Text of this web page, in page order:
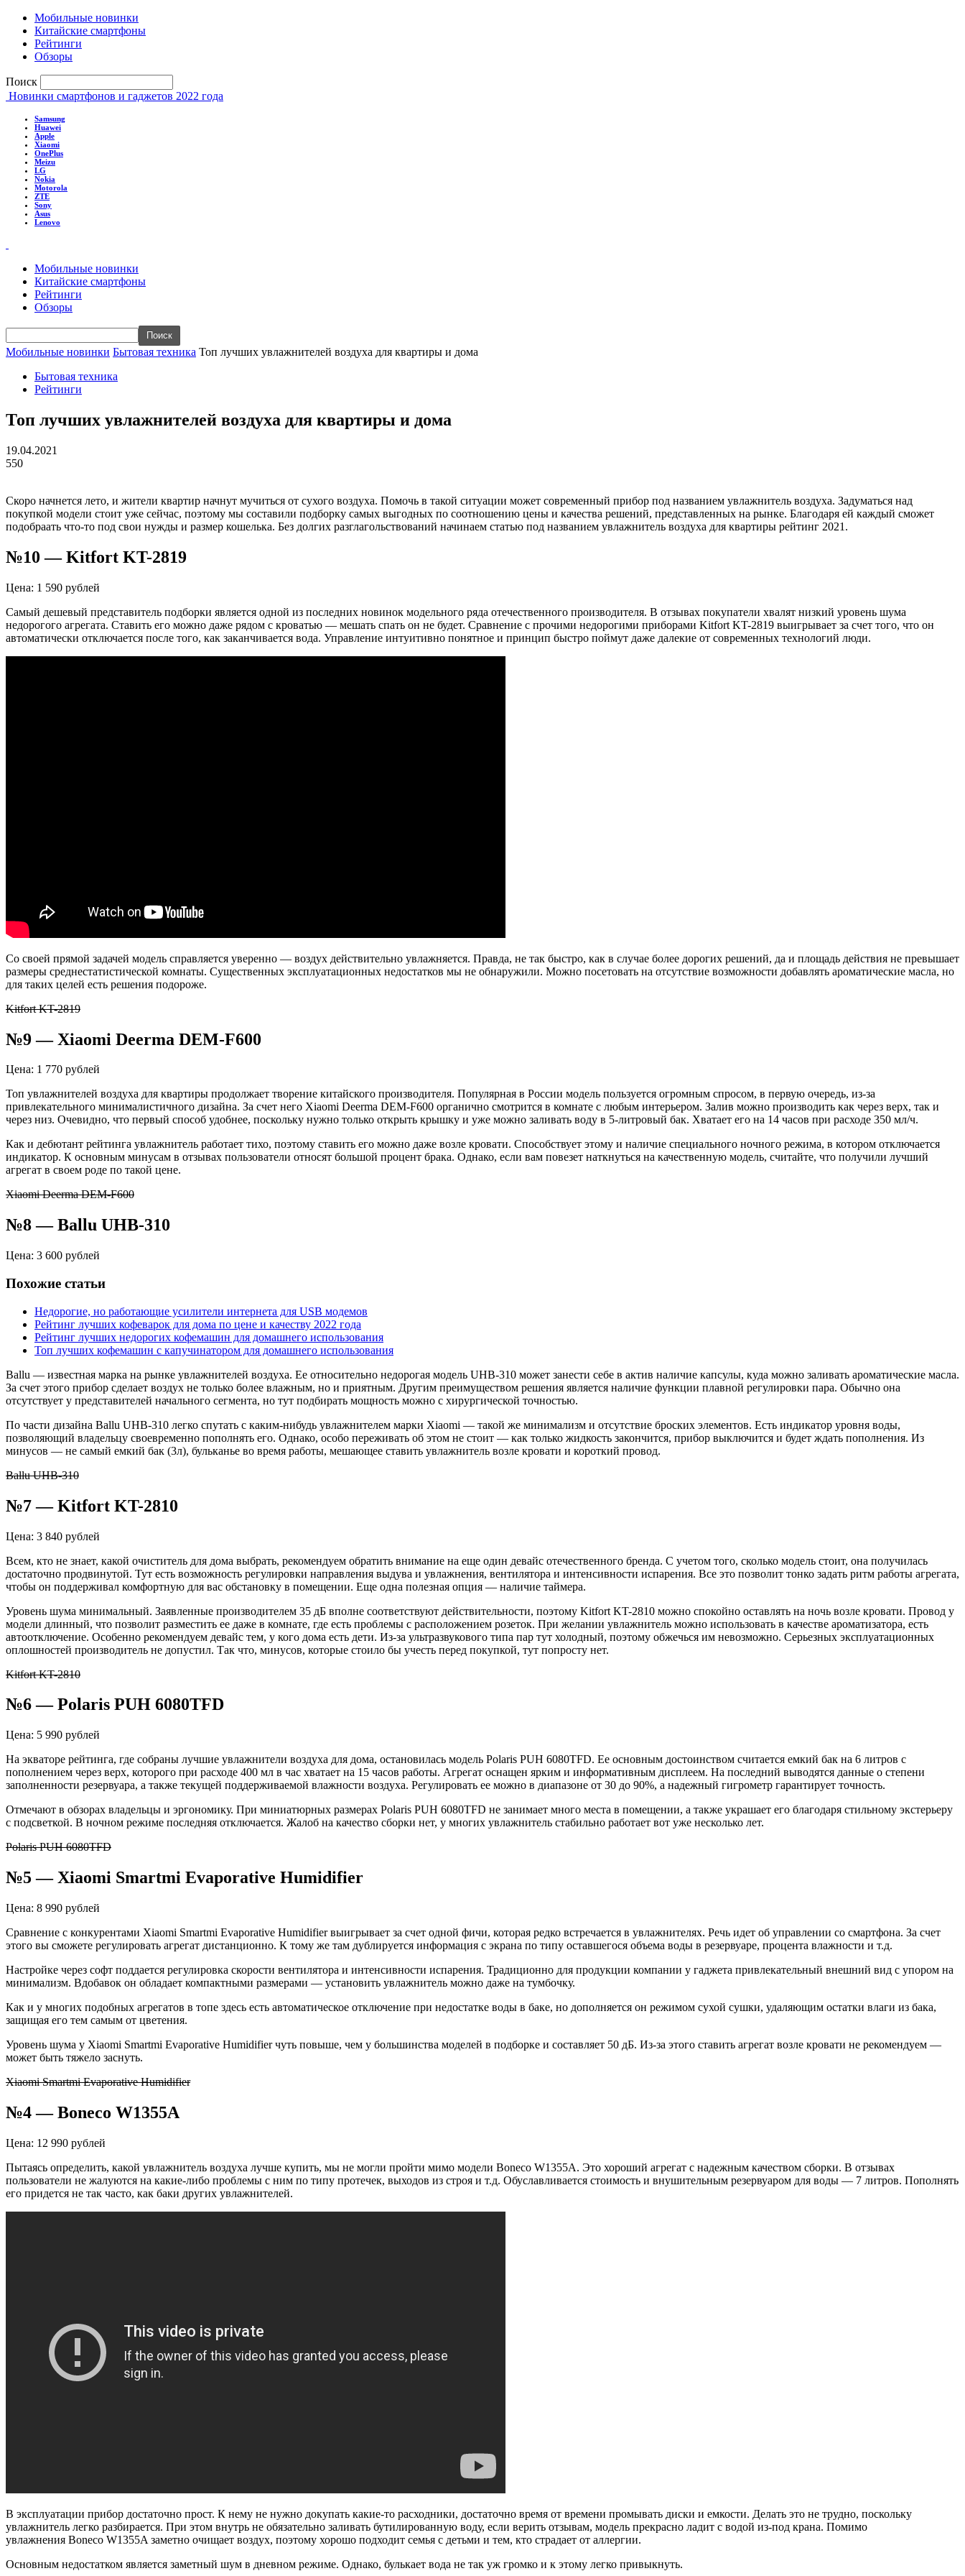
Мобильные новинки
Китайские смартфоны
Рейтинги
Обзоры
Поиск
Новинки смартфонов и гаджетов 2022 года
Samsung
Huawei
Apple
Xiaomi
OnePlus
Meizu
LG
Nokia
Motorola
ZTE
Sony
Asus
Lenovo
Мобильные новинки
Китайские смартфоны
Рейтинги
Обзоры
Мобильные новинки Бытовая техника Топ лучших увлажнителей воздуха для квартиры и дома
Бытовая техника
Рейтинги
Топ лучших увлажнителей воздуха для квартиры и дома
19.04.2021
550
Скоро начнется лето, и жители квартир начнут мучиться от сухого воздуха. Помочь в такой ситуации может современный прибор под названием увлажнитель воздуха. Задуматься над
покупкой модели стоит уже сейчас, поэтому мы составили подборку самых выгодных по соотношению цены и качества решений, представленных на рынке. Благодаря ей каждый сможет
подобрaать что-то под свои нужды и размер кошелька. Без долгих разглагольствований начинаем статью под названием увлажнитель воздуха для квартиры рейтинг 2021.
№10 — Kitfort KT-2819
Цена: 1 590 рублей
Самый дешевый представитель подборки является одной из последних новинок модельного ряда отечественного производителя. В отзывах покупатели хвалят низкий уровень шума
недорогого агрегата. Ставить его можно даже рядом с кроватью — мешать спать он не будет. Сравнение с прочими недорогими приборами Kitfort KT-2819 выигрывает за счет того, что он
автоматически отключается после того, как заканчивается вода. Управление интуитивно понятное и принцип быстро поймут даже далекие от современных технологий люди.
Со своей прямой задачей модель справляется уверенно — воздух действительно увлажняется. Правда, не так быстро, как в случае более дорогих решений, да и площадь действия не превышает
размеры среднестатистической комнаты. Существенных эксплуатационных недостатков мы не обнаружили. Можно посетовать на отсутствие возможности добавлять ароматические масла, но
для таких целей есть решения подороже.
Kitfort KT-2819
№9 — Xiaomi Deerma DEM-F600
Цена: 1 770 рублей
Топ увлажнителей воздуха для квартиры продолжает творение китайского производителя. Популярная в России модель пользуется огромным спросом, в первую очередь, из-за
привлекательного минималистичного дизайна. За счет него Xiaomi Deerma DEM-F600 органично смотрится в комнате с любым интерьером. Залив можно производить как через верх, так и
через низ. Очевидно, что первый способ удобнее, поскольку нужно только открыть крышку и уже можно заливать воду в 5-литровый бак. Хватает его на 14 часов при расходе 350 мл/ч.
Как и дебютант рейтинга увлажнитель работает тихо, поэтому ставить его можно даже возле кровати. Способствует этому и наличие специального ночного режима, в котором отключается
индикатор. К основным минусам в отзывах пользователи относят большой процент брака. Однако, если вам повезет наткнуться на качественную модель, считайте, что получили лучший
агрегат в своем роде по такой цене.
Xiaomi Deerma DEM-F600
№8 — Ballu UHB-310
Цена: 3 600 рублей
Похожие статьи
Недорогие, но работающие усилители интернета для USB модемов
Рейтинг лучших кофеварок для дома по цене и качеству 2022 года
Рейтинг лучших недорогих кофемашин для домашнего использования
Топ лучших кофемашин с капучинатором для домашнего использования
Ballu — известная марка на рынке увлажнителей воздуха. Ее относительно недорогая модель UHB-310 может занести себе в актив наличие капсулы, куда можно заливать ароматические масла.
За счет этого прибор сделает воздух не только более влажным, но и приятным. Другим преимуществом решения является наличие функции плавной регулировки пара. Обычно она
отсутствует у представителей начального сегмента, но тут подбирать мощность можно с хирургической точностью.
По части дизайна Ballu UHB-310 легко спутать с каким-нибудь увлажнителем марки Xiaomi — такой же минимализм и отсутствие броских элементов. Есть индикатор уровня воды,
позволяющий владельцу своевременно пополнять его. Однако, особо переживать об этом не стоит — как только жидкость закончится, прибор выключится и будет ждать пополнения. Из
минусов — не самый емкий бак (3л), бульканье во время работы, мешающее ставить увлажнитель возле кровати и короткий провод.
Ballu UHB-310
№7 — Kitfort KT-2810
Цена: 3 840 рублей
Всем, кто не знает, какой очиститель для дома выбрать, рекомендуем обратить внимание на еще один девайс отечественного бренда. С учетом того, сколько модель стоит, она получилась
достаточно продвинутой. Тут есть возможность регулировки направления выдува и увлажнения, вентилятора и интенсивности испарения. Все это позволит тонко задать ритм работы агрегата,
чтобы он поддерживал комфортную для вас обстановку в помещении. Еще одна полезная опция — наличие таймера.
Уровень шума минимальный. Заявленные производителем 35 дБ вполне соответствуют действительности, поэтому Kitfort KT-2810 можно спокойно оставлять на ночь возле кровати. Провод у
модели длинный, что позволит разместить ее даже в комнате, где есть проблемы с расположением розеток. При желании увлажнитель можно использовать в качестве ароматизатора, есть
автоотключение. Особенно рекомендуем девайс тем, у кого дома есть дети. Из-за ультразвукового типа пар тут холодный, поэтому обжечься им невозможно. Серьезных эксплуатационных
оплошностей производитель не допустил. Так что, минусов, которые стоило бы учесть перед покупкой, тут попросту нет.
Kitfort KT-2810
№6 — Polaris PUH 6080TFD
Цена: 5 990 рублей
На экваторе рейтинга, где собраны лучшие увлажнители воздуха для дома, остановилась модель Polaris PUH 6080TFD. Ее основным достоинством считается емкий бак на 6 литров с
пополнением через верх, которого при расходе 400 мл в час хватает на 15 часов работы. Агрегат оснащен ярким и информативным дисплеем. На последний выводятся данные о степени
заполненности резервуара, а также текущей поддерживаемой влажности воздуха. Регулировать ее можно в диапазоне от 30 до 90%, а надежный гигрометр гарантирует точность.
Отмечают в обзорах владельцы и эргономику. При миниатюрных размерах Polaris PUH 6080TFD не занимает много места в помещении, а также украшает его благодаря стильному экстерьеру
с подсветкой. В ночном режиме последняя отключается. Жалоб на качество сборки нет, у многих увлажнитель стабильно работает вот уже несколько лет.
Polaris PUH 6080TFD
№5 — Xiaomi Smartmi Evaporative Humidifier
Цена: 8 990 рублей
Сравнение с конкурентами Xiaomi Smartmi Evaporative Humidifier выигрывает за счет одной фичи, которая редко встречается в увлажнителях. Речь идет об управлении со смартфона. За счет
этого вы сможете регулировать агрегат дистанционно. К тому же там дублируется информация с экрана по типу оставшегося объема воды в резервуаре, процента влажности и т.д.
Настройке через софт поддается регулировка скорости вентилятора и интенсивности испарения. Традиционно для продукции компании у гаджета привлекательный внешний вид с упором на
минимализм. Вдобавок он обладает компактными размерами — установить увлажнитель можно даже на тумбочку.
Как и у многих подобных агрегатов в топе здесь есть автоматическое отключение при недостатке воды в баке, но дополняется он режимом сухой сушки, удаляющим остатки влаги из бака,
защищая его тем самым от цветения.
Уровень шума у Xiaomi Smartmi Evaporative Humidifier чуть повыше, чем у большинства моделей в подборке и составляет 50 дБ. Из-за этого ставить агрегат возле кровати не рекомендуем —
может быть тяжело заснуть.
Xiaomi Smartmi Evaporative Humidifier
№4 — Boneco W1355A
Цена: 12 990 рублей
Пытаясь определить, какой увлажнитель воздуха лучше купить, мы не могли пройти мимо модели Boneco W1355A. Это хороший агрегат с надежным качеством сборки. В отзывах
пользователи не жалуются на какие-либо проблемы с ним по типу протечек, выходов из строя и т.д. Обуславливается стоимость и внушительным резервуаром для воды — 7 литров. Пополнять
его придется не так часто, как баки других увлажнителей.
В эксплуатации прибор достаточно прост. К нему не нужно докупать какие-то расходники, достаточно время от времени промывать диски и емкости. Делать это не трудно, поскольку
увлажнитель легко разбирается. При этом внутрь не обязательно заливать бутилированную воду, если верить отзывам, модель прекрасно ладит с водой из-под крана. Помимо
увлажнения Boneco W1355A заметно очищает воздух, поэтому хорошо подходит семья с детьми и тем, кто страдает от аллергии.
Основным недостатком является заметный шум в дневном режиме. Однако, булькает вода не так уж громко и к этому легко привыкнуть.